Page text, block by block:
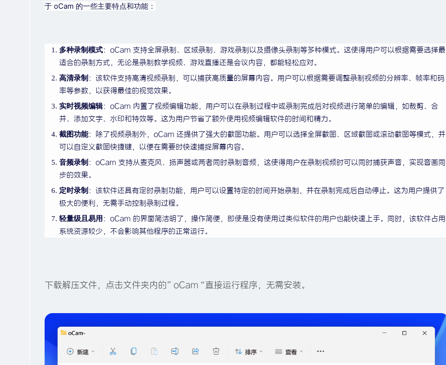
于 oCam 的一些主要特点和功能：
多种录制模式：oCam 支持全屏录制、区域录制、游戏录制以及摄像头录制等多种模式。这使得用户可以根据需要选择最
适合的录制方式，无论是录制教学视频、游戏直播还是会议内容，都能轻松应对。
高清录制：该软件支持高清视频录制，可以捕获高质量的屏幕内容。用户可以根据需要调整录制视频的分辨率、帧率和码
率等参数，以获得最佳的视觉效果。
实时视频编辑：oCam 内置了视频编辑功能，用户可以在录制过程中或录制完成后对视频进行简单的编辑，如裁剪、合
并、添加文字、水印和特效等。这为用户节省了额外使用视频编辑软件的时间和精力。
截图功能：除了视频录制外，oCam 还提供了强大的截图功能。用户可以选择全屏截图、区域截图或滚动截图等模式，并
可以自定义截图快捷键，以便在需要时快速捕捉屏幕内容。
音频录制：oCam 支持从麦克风、扬声器或两者同时录制音频，这使得用户在录制视频时可以同时捕获声音，实现音画同
步的效果。
定时录制：该软件还具有定时录制功能，用户可以设置特定的时间开始录制，并在录制完成后自动停止。这为用户提供了
极大的便利，无需手动控制录制过程。
轻量级且易用 ：oCam 的界面简洁明了，操作简便，即使是没有使用过类似软件的用户也能快速上手。同时，该软件占用
系统资源较少，不会影响其他程序的正常运行。
下载解压文件，点击文件夹内的”oCam“直接运行程序，无需安装。